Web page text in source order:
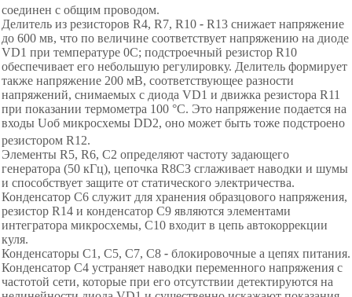
соединен с общим проводом.
Делитель из резисторов R4, R7, R10 - R13 снижает напряжение
до 600 мв, что по величине соответствует напряжению на диоде
VD1 при температуре 0С; подстроечный резистор R10
обеспечивает его небольшую регулировку. Делитель формирует
также напряжение 200 мВ, соответствующее разности
напряжений, снимаемых с диода VD1 и движка резистора R11
при показании термометра 100 °С. Это напряжение подается на
входы Uоб микросхемы DD2, оно может быть тоже подстроено
резистором R12.
Элементы R5, R6, С2 определяют частоту задающего
генератора (50 кГц), цепочка R8СЗ сглаживает наводки и шумы
и способствует защите от статического электричества.
Конденсатор С6 служит для хранения образцового напряжения,
резистор R14 и конденсатор С9 являются элементами
интегратора микросхемы, С10 входит в цепь автокоррекции
куля.
Конденсаторы С1, С5, С7, С8 - блокировочные а цепях питания.
Конденсатор С4 устраняет наводки переменного напряжения с
частотой сети, которые при его отсутствии детектируются на